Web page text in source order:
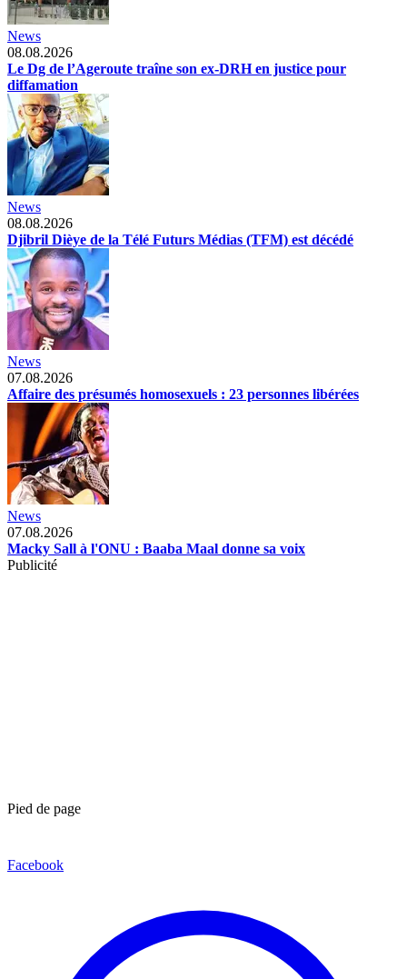
News
08.08.2026
Le Dg de l’Ageroute traîne son ex-DRH en justice pour
diffamation
News
08.08.2026
Djibril Dièye de la Télé Futurs Médias (TFM) est décédé
News
07.08.2026
Affaire des présumés homosexuels : 23 personnes libérées
News
07.08.2026
Macky Sall à l'ONU : Baaba Maal donne sa voix
Publicité
Pied de page
Facebook